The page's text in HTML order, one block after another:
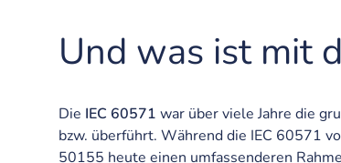
Und was ist mit
Die IEC 60571 war über viele Jahre die
bzw. überführt. Während die IEC 60571
50155 heute einen umfassenderen